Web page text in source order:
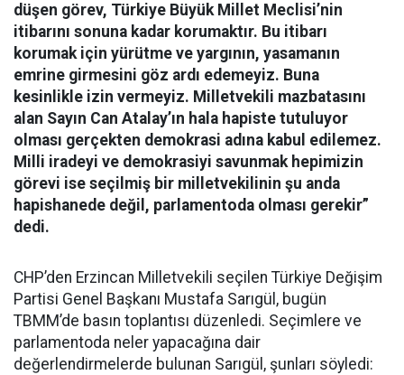
düşen görev, Türkiye Büyük Millet Meclisi’nin
itibarını sonuna kadar korumaktır. Bu itibarı
korumak için yürütme ve yargının, yasamanın
emrine girmesini göz ardı edemeyiz. Buna
kesinlikle izin vermeyiz. Milletvekili mazbatasını
alan Sayın Can Atalay’ın hala hapiste tutuluyor
olması gerçekten demokrasi adına kabul edilemez.
Milli iradeyi ve demokrasiyi savunmak hepimizin
görevi ise seçilmiş bir milletvekilinin şu anda
hapishanede değil, parlamentoda olması gerekir”
dedi.
CHP’den Erzincan Milletvekili seçilen Türkiye Değişim
Partisi Genel Başkanı Mustafa Sarıgül, bugün
TBMM’de basın toplantısı düzenledi. Seçimlere ve
parlamentoda neler yapacağına dair
değerlendirmelerde bulunan Sarıgül, şunları söyledi: